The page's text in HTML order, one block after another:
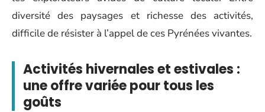
diversité des paysages et richesse des activités,
difficile de résister à l’appel de ces Pyrénées vivantes.
Activités hivernales et estivales :
une offre variée pour tous les
goûts